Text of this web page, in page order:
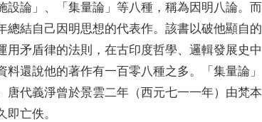
設論 」、「 集量論 」 等八種 ， 稱為因明八論。 而
總結自己因明思想的代表作。 該書以破他顯自的
用矛盾律的法則 ， 在古印度哲學、 邏輯發展史中
料還說他的著作有一百零八種之多。「 集量論 」
唐代義淨曾於景雲二年（西元七一一年）由梵本
即亡佚。